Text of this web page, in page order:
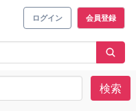
ログイン 会員登録
検索